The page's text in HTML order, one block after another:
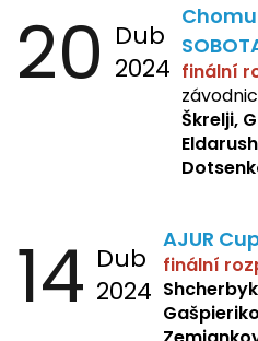
20 Dub
2024 finální
Škrelji,
14 Dub
2024
AJUR
finální